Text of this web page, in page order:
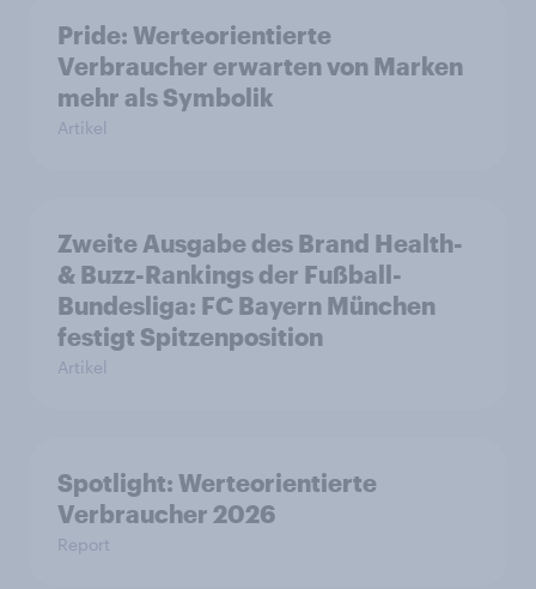
Pride: Werteorientierte
Verbraucher erwarten von Marken
mehr als Symbolik
Artikel
Zweite Ausgabe des Brand Health-
& Buzz-Rankings der Fußball-
Bundesliga: FC Bayern München
festigt Spitzenposition
Artikel
Spotlight: Werteorientierte
Verbraucher 2026
Report